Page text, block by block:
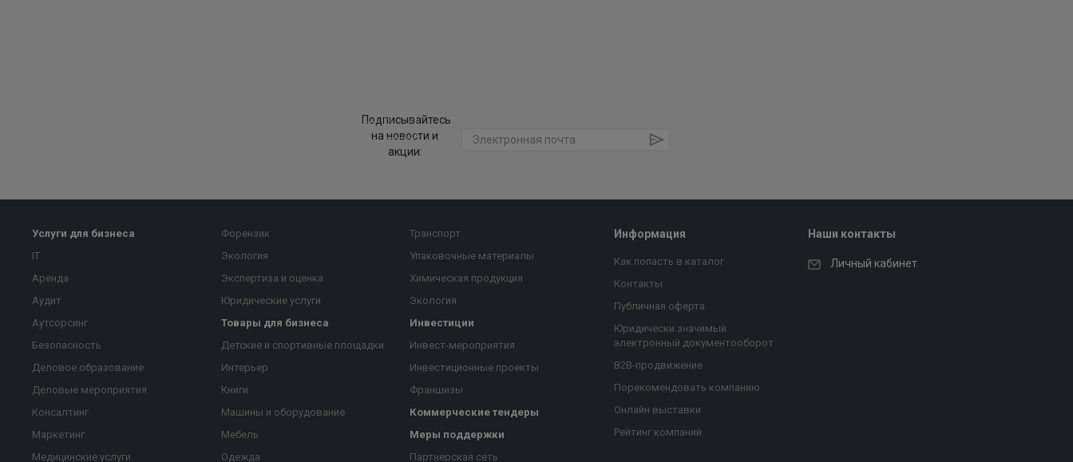
Подписывайтесь
на новости и
акции:
Услуги для бизнеса
IT
Аренда
Аудит
Аутсорсинг
Безопасность
Деловое образование
Деловые мероприятия
Консалтинг
Маркетинг
Медицинские услуги
Форензик
Экология
Экспертиза и оценка
Юридические услуги
Товары для бизнеса
Детские и спортивные площадки
Интерьер
Книги
Машины и оборудование
Мебель
Одежда
Транспорт
Упаковочные материалы
Химическая продукция
Экология
Инвестиции
Инвест-мероприятия
Инвестиционные проекты
Франшизы
Коммерческие тендеры
Меры поддержки
Партнерская сеть
Информация
Как попасть в каталог
Контакты
Публичная оферта
Юридически значимый
электронный документооборот
B2B-продвижение
Порекомендовать компанию
Онлайн выставки
Рейтинг компаний
Наши контакты
Личный кабинет